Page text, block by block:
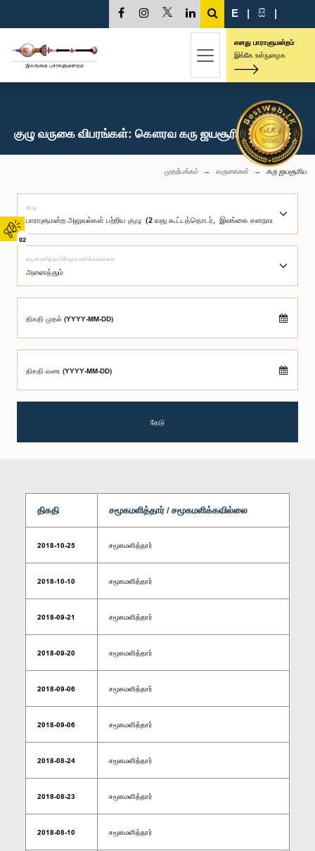
02
E | සි |
எனது பாராளுமன்றம்
இங்கே உள்நுழைக
குழு வருகை விபரங்கள்: கௌரவ கரு ஜயசூரிய, பா.உ.
முதற்பக்கம் வருகைகள் கரு ஜயசூரிய
குழு
சமூகமளித்தார்/சமூகமளிக்கவில்லை
திகதி முதல் (YYYY-MM-DD)
திகதி வரை (YYYY-MM-DD)
தேடு
திகதி சமூகமளித்தார் / சமூகமளிக்கவில்லை
2018-10-25 சமூகமளித்தார்
2018-10-10 சமூகமளித்தார்
2018-09-21 சமூகமளித்தார்
2018-09-20 சமூகமளித்தார்
2018-09-06 சமூகமளித்தார்
2018-09-06 சமூகமளித்தார்
2018-08-24 சமூகமளித்தார்
2018-08-23 சமூகமளித்தார்
2018-08-10 சமூகமளித்தார்